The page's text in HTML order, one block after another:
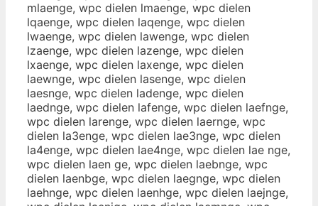
mlaenge, wpc dielen lmaenge, wpc dielen
lqaenge, wpc dielen laqenge, wpc dielen
lwaenge, wpc dielen lawenge, wpc dielen
lzaenge, wpc dielen lazenge, wpc dielen
lxaenge, wpc dielen laxenge, wpc dielen
laewnge, wpc dielen lasenge, wpc dielen
laesnge, wpc dielen ladenge, wpc dielen
laednge, wpc dielen lafenge, wpc dielen laefnge,
wpc dielen larenge, wpc dielen laernge, wpc
dielen la3enge, wpc dielen lae3nge, wpc dielen
la4enge, wpc dielen lae4nge, wpc dielen lae nge,
wpc dielen laen ge, wpc dielen laebnge, wpc
dielen laenbge, wpc dielen laegnge, wpc dielen
laehnge, wpc dielen laenhge, wpc dielen laejnge,